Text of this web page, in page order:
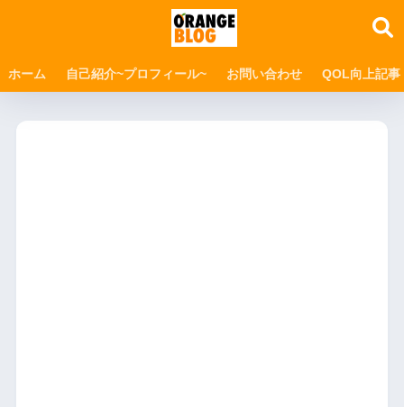
ホーム 自己紹介~プロフィール~ お問い合わせ QOL向上記事